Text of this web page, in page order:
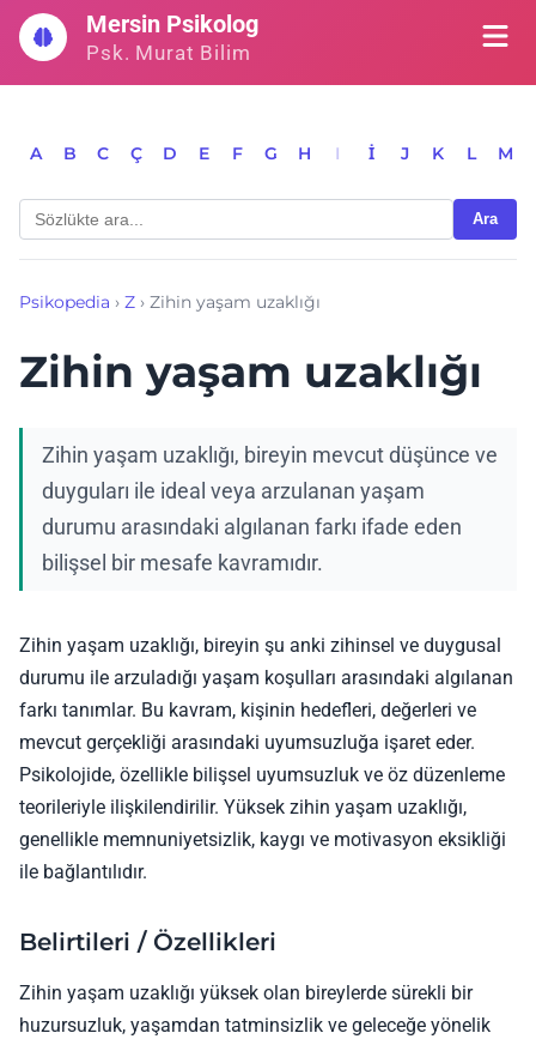
İçeriğe
geç
Mersin Psikolog
Psk. Murat Bilim
A B C Ç D E F G H I İ J K L M
Ara
Psikopedia › Z › Zihin yaşam uzaklığı
Zihin yaşam uzaklığı
Zihin yaşam uzaklığı, bireyin mevcut düşünce ve
duyguları ile ideal veya arzulanan yaşam
durumu arasındaki algılanan farkı ifade eden
bilişsel bir mesafe kavramıdır.
Zihin yaşam uzaklığı, bireyin şu anki zihinsel ve duygusal
durumu ile arzuladığı yaşam koşulları arasındaki algılanan
farkı tanımlar. Bu kavram, kişinin hedefleri, değerleri ve
mevcut gerçekliği arasındaki uyumsuzluğa işaret eder.
Psikolojide, özellikle bilişsel uyumsuzluk ve öz düzenleme
teorileriyle ilişkilendirilir. Yüksek zihin yaşam uzaklığı,
genellikle memnuniyetsizlik, kaygı ve motivasyon eksikliği
ile bağlantılıdır.
Belirtileri / Özellikleri
Zihin yaşam uzaklığı yüksek olan bireylerde sürekli bir
huzursuzluk, yaşamdan tatminsizlik ve geleceğe yönelik